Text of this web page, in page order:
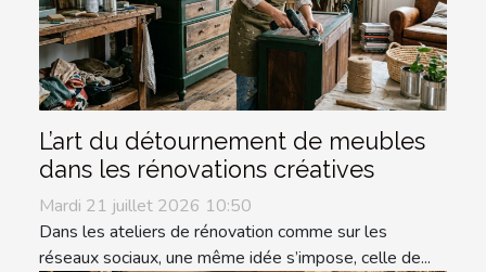
L’art du détournement de meubles
dans les rénovations créatives
Mardi 21 juillet 2026 10:50
Dans les ateliers de rénovation comme sur les
réseaux sociaux, une même idée s’impose, celle de...